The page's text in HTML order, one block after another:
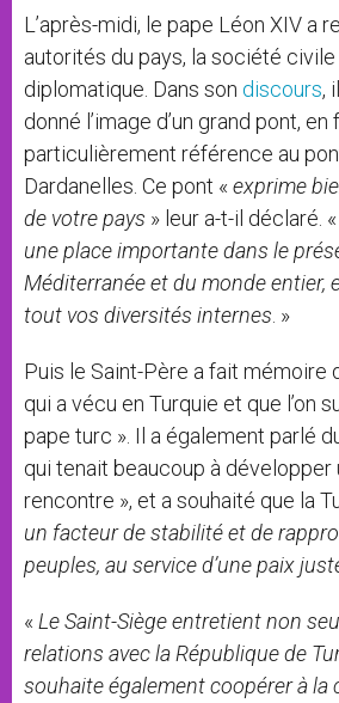
L’après-midi, le pape Léon XIV a
autorités du pays, la société
diplomatique. Dans son discours,
donné l’image d’un grand pont,
particulièrement référence au
Dardanelles. Ce pont « exprime
de votre pays » leur a-t-il déclaré. «
une place importante dans le
Méditerranée et du monde entier,
tout vos diversités internes . »
Puis le Saint-Père a fait mémoire
qui a vécu en Turquie et que l’on
pape turc ». Il a également parlé
qui tenait beaucoup à développer
rencontre », et a souhaité que la
un facteur de stabilité et de
peuples, au service d’une paix
« Le Saint-Siège entretient non
relations avec la République de
souhaite également coopérer à la